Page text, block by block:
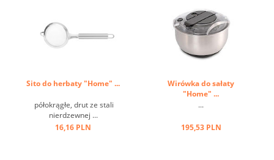
Sito do herbaty "Home" ...
półokrągłe, drut ze stali
nierdzewnej ...
16,16 PLN
Wirówka do sałaty
"Home" ...
...
195,53 PLN